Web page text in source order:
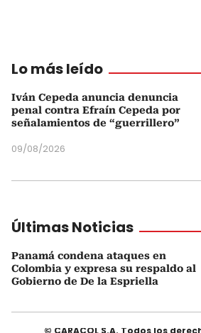
Lo más leído
Iván Cepeda anuncia denuncia
penal contra Efraín Cepeda por
señalamientos de “guerrillero”
09/08/2026
Últimas Noticias
Panamá condena ataques en
Colombia y expresa su respaldo al
Gobierno de De la Espriella
© CARACOL S.A. Todos los